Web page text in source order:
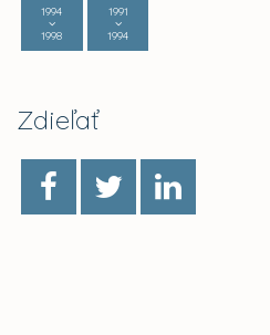
1994
1998
1991
1994
Zdieľať